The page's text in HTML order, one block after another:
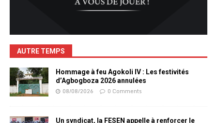
AUTRE TEMPS
Hommage à feu Agokoli IV : Les festivités
d’Agbogboza 2026 annulées
08/08/2026 0 Comments
Un syndicat, la FESEN appelle à renforcer le